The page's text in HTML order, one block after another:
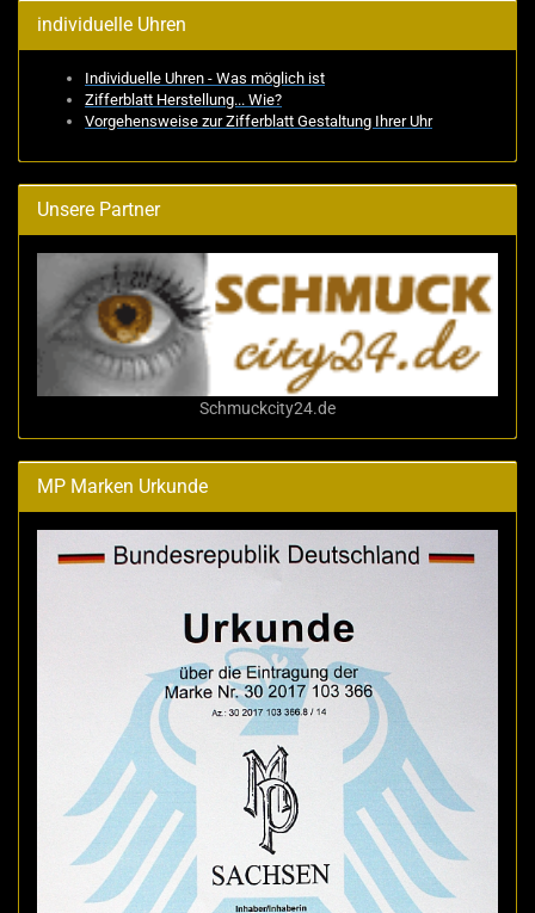
individuelle Uhren
Individuelle Uhren - Was möglich ist
Zifferblatt Herstellung... Wie?
Vorgehensweise zur Zifferblatt Gestaltung Ihrer Uhr
Unsere Partner
Schmuckcity24.de
MP Marken Urkunde